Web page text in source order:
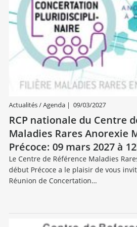
Actualités / Agenda| 09/03/2027
RCP nationale du Centre
Maladies Rares Anorexie
Précoce: 09 mars 2027 à
Le Centre de Référence Maladies
début Précoce a le plaisir de vous
Réunion de Concertation…